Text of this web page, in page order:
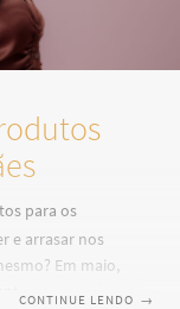
para os
e arrasar nos
Em maio,
presenteá-la
CONTINUE LENDO →